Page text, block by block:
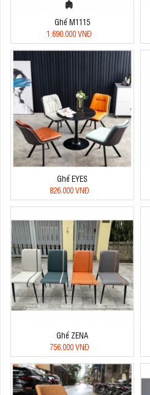
Ghế M1115
1.690.000 VNĐ
Ghế EYES
826.000 VNĐ
Ghế ZENA
756.000 VNĐ